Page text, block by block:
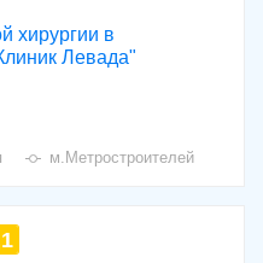
хирургии в
Левада"
м.Метростроителей